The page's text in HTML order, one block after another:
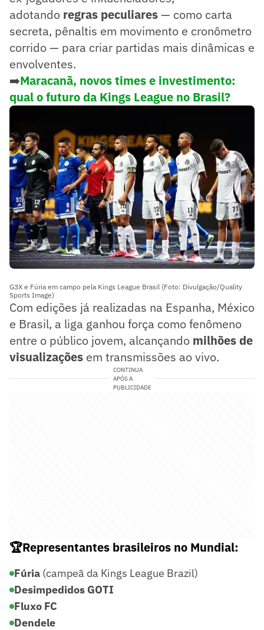
adotando regras peculiares— como carta
secreta, pênaltis em movimento e cronômetro
corrido — para criar partidas mais dinâmicas e
envolventes.
➡️Maracanã, novos times e investimento:
qual o futuro da Kings League no Brasil?
G3X e Fúria em campo pela Kings League Brasil (Foto: Divulgação/Quality
Sports Image)
Com edições já realizadas na Espanha, México
e Brasil, a liga ganhou força como fenômeno
entre o público jovem, alcançando milhões de
visualizações em transmissões ao vivo.
CONTINUA
APÓS A
PUBLICIDADE
🏆Representantes brasileiros no Mundial:
Fúria (campeã da Kings League Brazil)
Desimpedidos GOTI
Fluxo FC
Dendele